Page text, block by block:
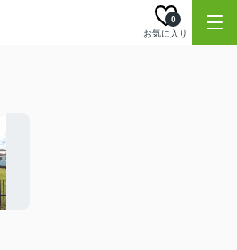
お気に入り
0